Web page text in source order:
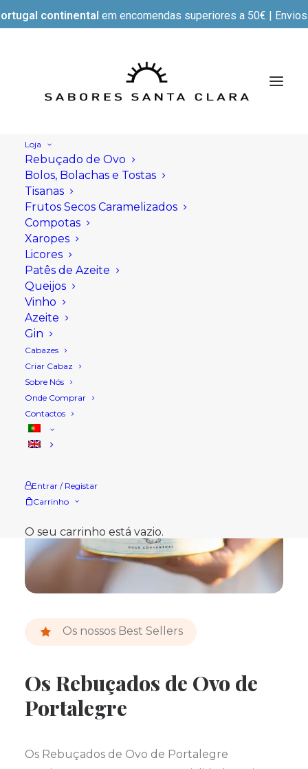
continental em encomendas superiores a 50€ |
Loja
Rebuçado de Ovo
Bolos, Bolachas e Tostas
Tisanas
Frutos Secos Caramelizados
Compotas
Xaropes
Licores
Patês de Azeite
Queijos
Vinho
Azeite
Gin
Cabazes
Criar Cabaz
Sobre Nós
Onde Comprar
Contactos
Entrar / Registar
Carrinho
O seu carrinho está vazio.
Os nossos Best Sellers
Os Rebuçados de Ovo de
Portalegre
Os Rebuçados de Ovo de Portalegre